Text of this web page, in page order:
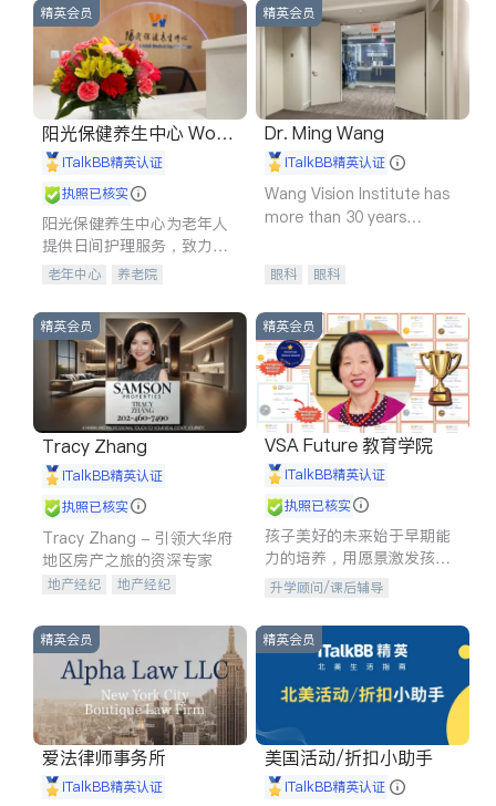
精英会员
阳光保健养生中心 World
shine
iTalkBB精英认证
执照已核实
阳光保健养生中心为老年人
提供日间护理服务，致力于
通过持续的护理创新来有效
老年中心 养老院
精英会员
Dr. Ming Wang
iTalkBB精英认证
Wang Vision Institute has
more than 30 years
眼科 眼科
精英会员
Tracy Zhang
iTalkBB精英认证
执照已核实
Tracy Zhang - 引领大华府
地区房产之旅的资深专家
地产经纪
地产经纪
商铺租售
精英会员
VSA Future 教育学院
iTalkBB精英认证
执照已核实
孩子美好的未来始于早期能
力的培养，用愿景激发孩子
的学习潜力和动力。理念：
拥有成长型心态是成功的基
石。
升学顾问/课后辅导
精英会员
爱法律师事务所
iTalkBB精英认证
精英会员
美国活动/折扣小助手
iTalkBB精英认证